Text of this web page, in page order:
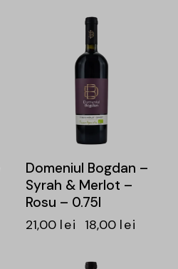
Domeniul Bogdan –
Syrah & Merlot –
Rosu – 0.75l
21,00 lei 18,00 lei